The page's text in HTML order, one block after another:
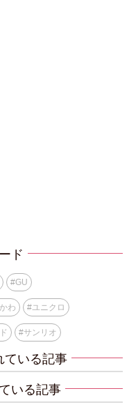
ド
#GU
わ #ユニクロ
#サンリオ
ている記事
いる記事